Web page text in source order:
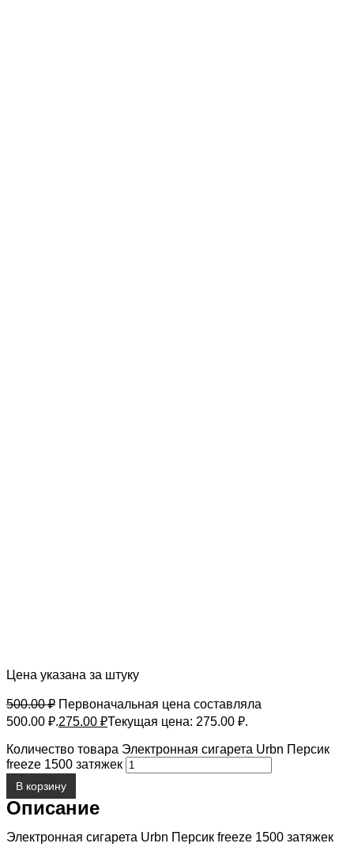
Цена указана за штуку
500.00₽ Первоначальная цена составляла
500.00 ₽.275.00 ₽Текущая цена: 275.00 ₽.
Количество товара Электронная сигарета Urbn Персик
freeze 1500 затяжек
В корзину
Описание
Электронная сигарета Urbn Персик freeze 1500 затяжек